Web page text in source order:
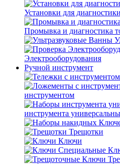
Установки для
Промывка и диагностика
Электрооборудования
Ручной инструмент
инструментом
инструмента
Трещотки
Ключи